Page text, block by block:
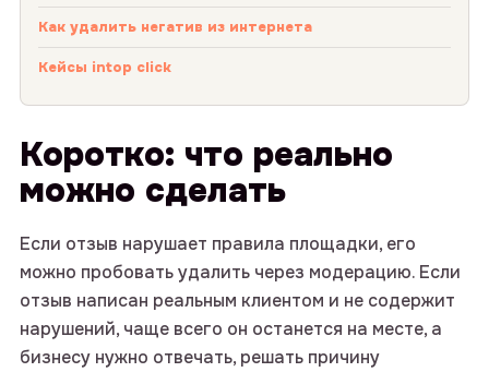
Как удалить негатив из интернета
Кейсы intop click
Коротко: что реально
можно сделать
Если отзыв нарушает правила площадки, его
можно пробовать удалить через модерацию. Если
отзыв написан реальным клиентом и не содержит
нарушений, чаще всего он останется на месте, а
бизнесу нужно отвечать, решать причину